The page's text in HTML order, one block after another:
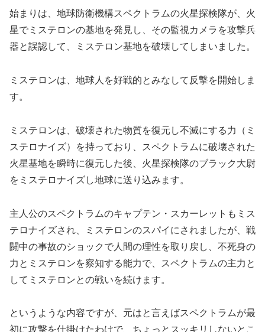
始まりは、地球防衛機構スペクトラムの火星探検隊が、火
星でミステロンの基地を発見し、その監視カメラを攻撃兵
器と誤認して、ミステロン基地を破壊してしまいました。
ミステロンは、地球人を好戦的とみなして反撃を開始しま
す。
ミステロンは、破壊された物質を復元し不滅にする力（ミ
ステロナイズ）を持っており、スペクトラムに破壊された
火星基地を瞬時に復元した後、火星探検隊のブラック大尉
をミステロナイズし地球に送り込みます。
主人公のスペクトラムのキャプテン・スカーレットもミス
テロナイズされ、ミステロンのスパイにされましたが、戦
闘中の事故のショックで人間の理性を取り戻し、不死身の
力とミステロンを察知する能力で、スペクトラムの主力と
してミステロンとの戦いを続けます。
というような内容ですが、元はと言えばスペクトラムが最
初に攻撃を仕掛けたわけで、ちょっとスッキリしないとこ